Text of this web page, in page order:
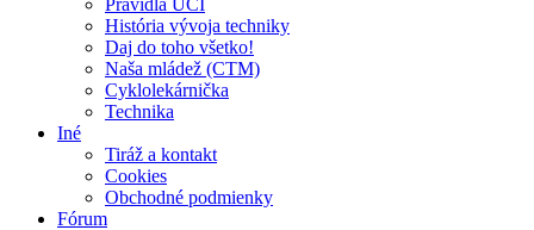
Pravidlá UCI
História vývoja techniky
Daj do toho všetko!
Naša mládež (CTM)
Cyklolekárnička
Technika
Iné
Tiráž a kontakt
Cookies
Obchodné podmienky
Fórum